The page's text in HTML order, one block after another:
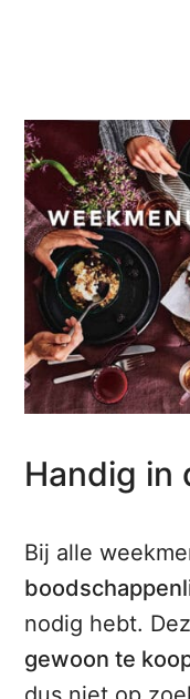
Handig in
Bij alle
nodig hebt.
gewoon te